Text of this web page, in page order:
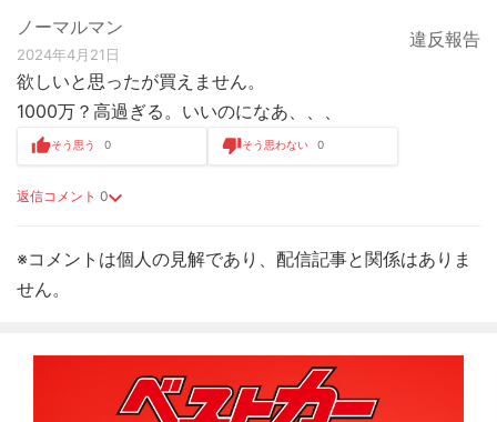
ノーマルマン
2024年4月21日
違反報告
欲しいと思ったが買えません。
1000万？高過ぎる。いいのになあ、、、
返信コメント 0
そう思う 0 そう思わない 0
※コメントは個人の見解であり、配信記事と関係はありま
せん。